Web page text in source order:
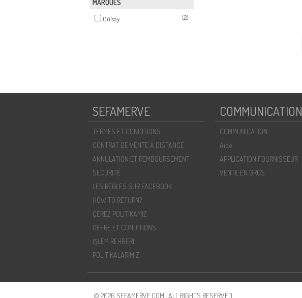
MARQUES
Gülsoy (2)
SEFAMERVE
TERMES ET CONDITIONS
CONTRAT DE VENTE À DISTANCE
ANNULATION ET REMBOURSEMENT
SECURITÉ
LES RÈGLES SUR FACEBOOK
HOW TO RETURN?
ÇEREZ POLITIKAMIZ
OFFRE ET CONDITIONS
İŞLEM REHBERI
POLİTİKALARIMIZ
COMMUNICATION
COMMUNICATION
Aide
APPLICATION FOURNISSEUR
VENTE EN GROS
© 2026 SEFAMERVE.COM , ALL RIGHTS RESERVED.